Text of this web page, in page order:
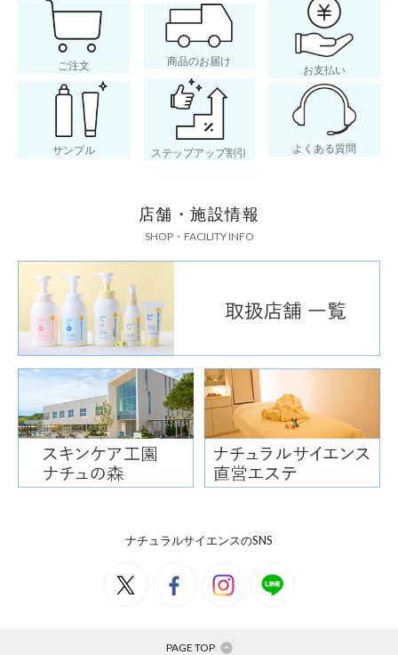
ご注文 商品のお届け
お支払い
サンプル ステップアップ割引 よくある質問
店舗・施設情報
SHOP・FACILITY INFO
ナチュラルサイエンスのSNS
PAGE TOP